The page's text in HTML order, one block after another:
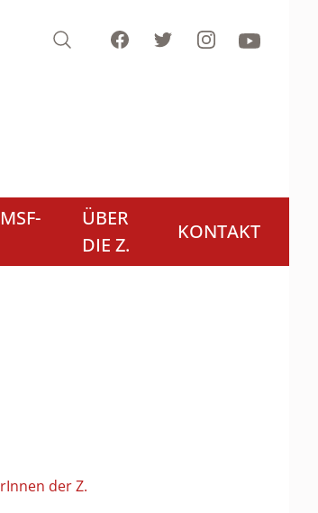
Search FacebookTwitterInstagramYoutube
ÜBER
DIE Z.
KONTAKT
der Z.